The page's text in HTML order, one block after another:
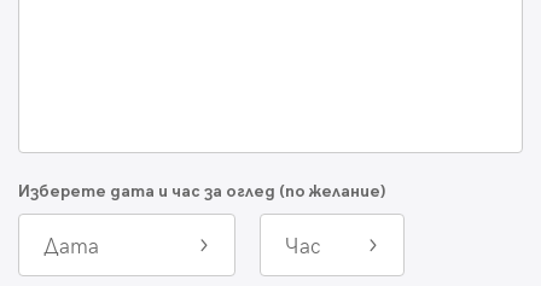
Изберете дата и час за оглед (по желание)
Дата Час